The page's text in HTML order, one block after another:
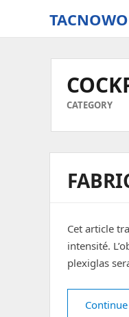
small
Tacno
Digital
CATEGORY
Cet article
intensité.
plexiglas